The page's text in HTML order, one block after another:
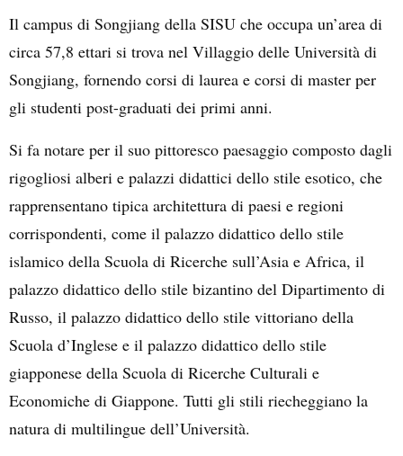
Il campus di Songjiang della SISU che occupa un’area di
circa 57,8 ettari si trova nel Villaggio delle Università di
Songjiang, fornendo corsi di laurea e corsi di master per
gli studenti post-graduati dei primi anni.
Si fa notare per il suo pittoresco paesaggio composto dagli
rigogliosi alberi e palazzi didattici dello stile esotico, che
rapprensentano tipica architettura di paesi e regioni
corrispondenti, come il palazzo didattico dello stile
islamico della Scuola di Ricerche sull’Asia e Africa, il
palazzo didattico dello stile bizantino del Dipartimento di
Russo, il palazzo didattico dello stile vittoriano della
Scuola d’Inglese e il palazzo didattico dello stile
giapponese della Scuola di Ricerche Culturali e
Economiche di Giappone. Tutti gli stili riecheggiano la
natura di multilingue dell’Università.